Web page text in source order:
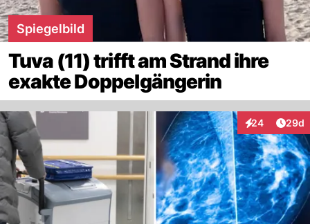
Spiegelbild
Tuva (11) trifft am Strand ihre
exakte Doppelgängerin
24
Interaktionen
29d